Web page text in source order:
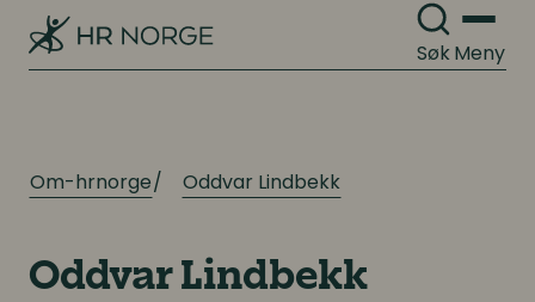
SøkMeny
Om-hrnorge Oddvar Lindbekk
Oddvar Lindbekk